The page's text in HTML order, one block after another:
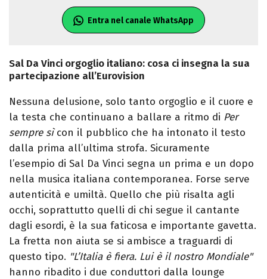
Entra nel canale WhatsApp
Sal Da Vinci orgoglio italiano: cosa ci insegna la sua
partecipazione all’Eurovision
Nessuna delusione, solo tanto orgoglio e il cuore e
la testa che continuano a ballare a ritmo di Per
sempre sìcon il pubblico che ha intonato il testo
dalla prima all’ultima strofa. Sicuramente
l’esempio di Sal Da Vinci segna un prima e un dopo
nella musica italiana contemporanea. Forse serve
autenticità e umiltà. Quello che più risalta agli
occhi, soprattutto quelli di chi segue il cantante
dagli esordi, è la sua faticosa e importante gavetta.
La fretta non aiuta se si ambisce a traguardi di
questo tipo. "L’Italia è fiera. Lui è il nostro Mondiale"
hanno ribadito i due conduttori dalla lounge